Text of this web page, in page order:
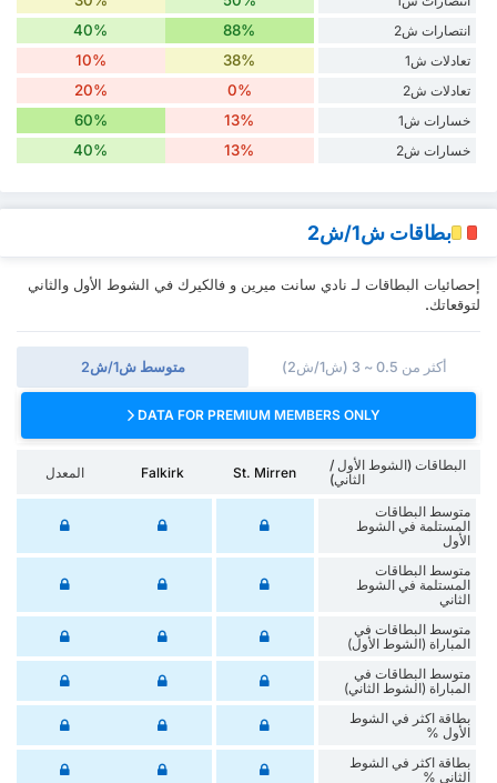
انتصارات ش2 88%
40%
تعادلات ش1 38%
10%
تعادلات ش2 0%
20%
خسارات ش1 13%
60%
خسارات ش2 13%
40%
بطاقات ش1/ش2
إحصائيات البطاقات لـ نادي سانت ميرين و فالكيرك في الشوط الأول والثاني
لتوقعاتك.
متوسط ش1/ش2 أكثر من 0.5 ~ 3 (ش1/ش2)
DATA FOR PREMIUM MEMBERS ONLY
البطاقات (الشوط الأول /
الثاني)
St. Mirren
Falkirk المعدل
متوسط البطاقات
المستلمة في الشوط
الأول
متوسط البطاقات
المستلمة في الشوط
الثاني
متوسط البطاقات في
المباراة (الشوط الأول)
متوسط البطاقات في
المباراة (الشوط الثاني)
‏بطاقة اكثر في الشوط
الأول %
‏بطاقة اكثر في الشوط
‏الثاني %